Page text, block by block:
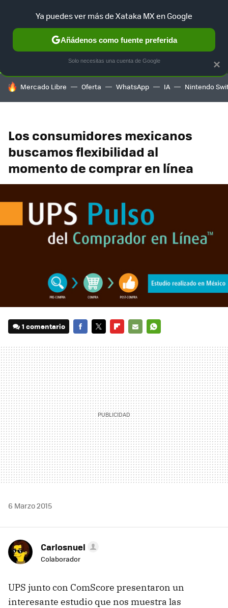
SELECCIÓN GAMING HOME AUTO TERRITORIO
HOY SE HABLA DE
Mercado Libre Oferta WhatsApp IA Nintendo
Los consumidores mexicanos
buscamos flexibilidad al
momento de comprar en línea
1 comentario
MAIL
6 Marzo 2015
Carlosnuel
Colaborador
UPS junto con ComScore presentaron un
interesante estudio que nos muestra las
×
Ya puedes ver más de Xataka MX en Google
Añádenos como fuente preferida
Solo necesitas una cuenta de Google